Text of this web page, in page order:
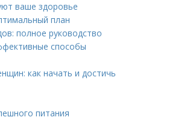
ваше здоровье
план
полное руководство
способы
как начать и достичь
питания